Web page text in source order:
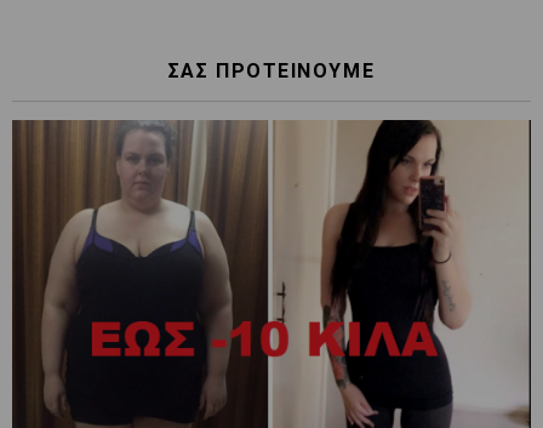
ΣΑΣ ΠΡΟΤΕΙΝΟΥΜΕ